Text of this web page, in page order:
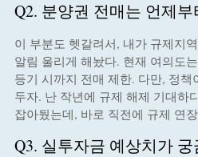
Q2. 분양권 전매는 언제
이 부분도 헷갈려서, 내가 규제지
알림 울리게 해놨다. 현재 여의도
등기 시까지 전매 제한. 다만, 정책
두자. 난 작년에 규제 해제 기대하
잡아뒀는데, 바로 직전에 규제 연
Q3. 실투자금 예상치가